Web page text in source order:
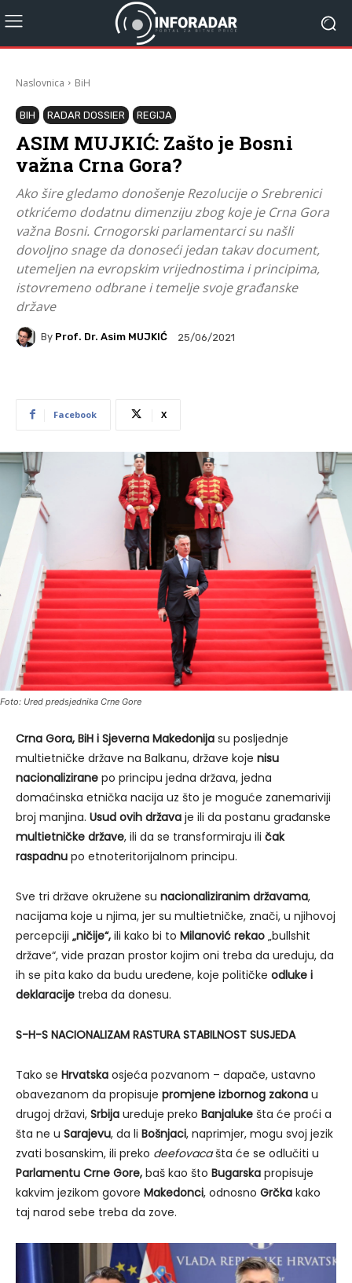
Naslovnica BiH
BIH RADAR DOSSIER REGIJA
ASIM MUJKIĆ: Zašto je Bosni
važna Crna Gora?
Ako šire gledamo donošenje Rezolucije o Srebrenici
otkrićemo dodatnu dimenziju zbog koje je Crna Gora
važna Bosni. Crnogorski parlamentarci su našli
dovoljno snage da donoseći jedan takav document,
utemeljen na evropskim vrijednostima i principima,
istovremeno odbrane i temelje svoje građanske
države
By Prof. Dr. Asim MUJKIĆ 25/06/2021
Facebook X
Foto: Ured predsjednika Crne Gore
Crna Gora, BiH i Sjeverna Makedonija su posljednje
multietničke države na Balkanu, države koje nisu
nacionalizirane po principu jedna država, jedna
domaćinska etnička nacija uz što je moguće zanemariviji
broj manjina. Usud ovih država je ili da postanu građanske
multietničke države, ili da se transformiraju ili čak
raspadnu po etnoteritorijalnom principu.
Sve tri države okružene su nacionaliziranim državama,
nacijama koje u njima, jer su multietničke, znači, u njihovoj
percepciji „ničije“, ili kako bi to Milanović rekao „bullshit
države“, vide prazan prostor kojim oni treba da ureduju, da
ih se pita kako da budu uređene, koje političke odluke i
deklaracije treba da donesu.
S-H-S NACIONALIZAM RASTURA STABILNOST SUSJEDA
Tako se Hrvatska osjeća pozvanom – dapače, ustavno
obavezanom da propisuje promjene izbornog zakona u
drugoj državi, Srbija ureduje preko Banjaluke šta će proći a
šta ne u Sarajevu, da li Bošnjaci, naprimjer, mogu svoj jezik
zvati bosanskim, ili preko deefovacašta će se odlučiti u
Parlamentu Crne Gore, baš kao što Bugarska propisuje
kakvim jezikom govore Makedonci, odnosno Grčka kako
taj narod sebe treba da zove.